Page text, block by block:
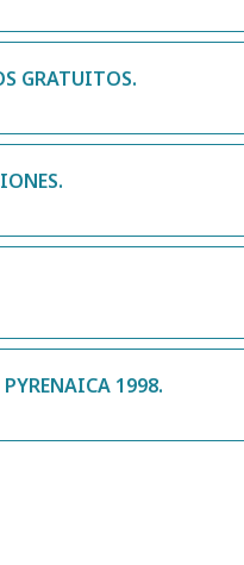
GRATUITOS.
1998.